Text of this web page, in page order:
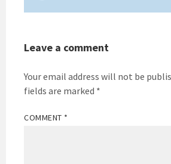
Leave a comment
Your email address will not be
fields are marked *
COMMENT *